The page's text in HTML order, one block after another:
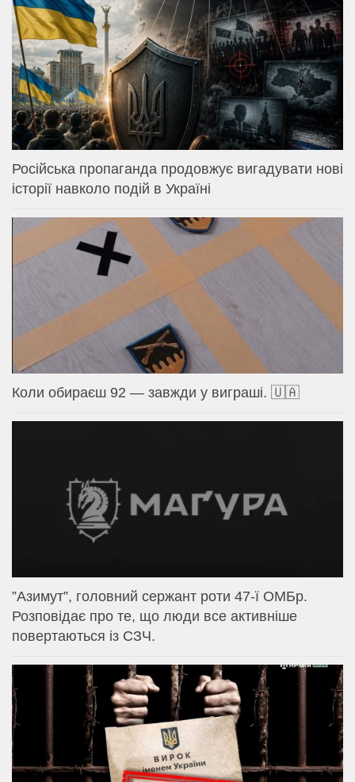
Російська пропаганда продовжує вигадувати нові
історії навколо подій в Україні
Коли обираєш 92 — завжди у виграші. 🇺🇦
⁨”Азимут”, головний сержант роти 47-ї ОМБр.
Розповідає про те, що люди все активніше
повертаються із СЗЧ.